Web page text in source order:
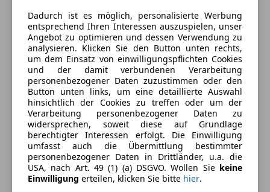
Schadstoffklasse
Euro 6e
Kraftstoff
Elektro/Benzin
Anderer Energieträger
Strom
CO₂-Emissionen
106 g/km (komb.)
Ausstattung
Komfort
Einparkhilfe
Mehr anzeigen
Dadurch ist es möglich, personalisierte Werbung
entsprechend Ihren Interessen auszuspielen, unser
Angebot zu optimieren und dessen Verwendung zu
analysieren. Klicken Sie den Button unten rechts,
um dem Einsatz von einwilligungspflichten Cookies
und der damit verbundenen Verarbeitung
personenbezogener Daten zuzustimmen oder den
Button unten links, um eine detaillierte Auswahl
hinsichtlich der Cookies zu treffen oder um der
Verarbeitung personenbezogener Daten zu
widersprechen, soweit diese auf Grundlage
berechtigter Interessen erfolgt. Die Einwilligung
umfasst auch die Übermittlung bestimmter
personenbezogener Daten in Drittländer, u.a. die
USA, nach Art. 49 (1) (a) DSGVO. Wollen Sie keine
Einwilligung erteilen, klicken Sie bitte hier.